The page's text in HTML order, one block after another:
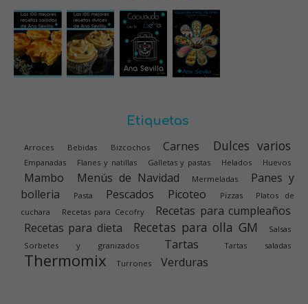
Etiquetas
Arroces Bebidas Bizcochos Carnes Dulces varios
Empanadas Flanes y natillas Galletas y pastas Helados Huevos
Mambo Menús de Navidad Mermeladas
Panes y
bolleria
Pasta Pescados Picoteo Pizzas
Platos de
cuchara
Recetas para Cecofry
Recetas para cumpleaños
Recetas para dieta
Recetas para olla GM
Salsas
Sorbetes y granizados
Tartas Tartas saladas
Thermomix Turrones Verduras